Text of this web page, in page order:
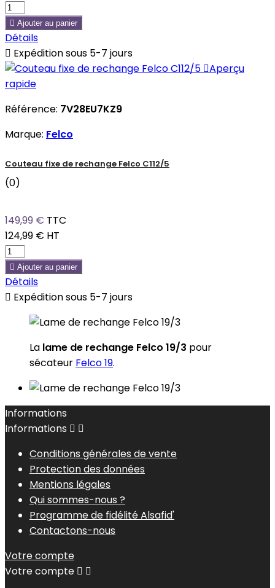
 Ajouter au panier
Détails
 Expédition sous 5-7 jours
Aperçu
rapide
Référence: 7V28EU7KZ9
Marque: Felco
Couteau fixe de rechange Felco C112/5
(0)
149,99 € TTC
124,99 € HT
 Ajouter au panier
Détails
 Expédition sous 5-7 jours
La lame de rechange Felco 19/3 pour
sécateur Felco 19.
Informations
Informations  
Conditions générales de vente
Protection des données
Mentions légales
Qui sommes-nous ?
Programme de fidélité Alsafid'
Contactons-nous
Votre compte
Votre compte  